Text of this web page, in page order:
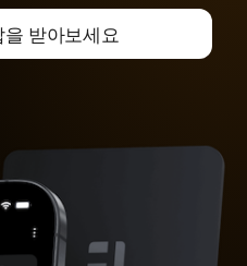
받아보세요